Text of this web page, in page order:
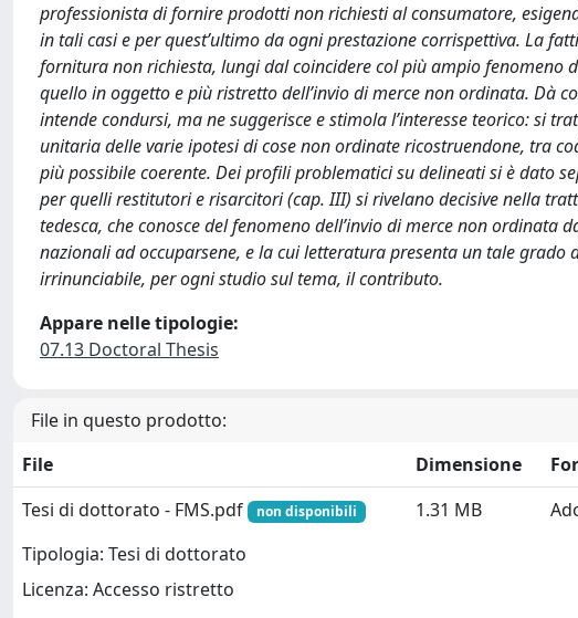
professionista di fornire prodotti non richiesti al consumatore,
in tali casi e per quest’ultimo da ogni prestazione corrispettiva. La
fornitura non richiesta, lungi dal coincidere col più ampio fenomeno
quello in oggetto e più ristretto dell’invio di merce non ordinata. Dà
intende condursi, ma ne suggerisce e stimola l’interesse teorico: si
unitaria delle varie ipotesi di cose non ordinate ricostruendone, tra
più possibile coerente. Dei profili problematici su delineati si è dato
per quelli restitutori e risarcitori (cap. III) si rivelano decisive nella
tedesca, che conosce del fenomeno dell’invio di merce non
nazionali ad occuparsene, e la cui letteratura presenta un tale
irrinunciabile, per ogni studio sul tema, il contributo.
Appare nelle tipologie:
07.13 Doctoral Thesis
File in questo prodotto:
File
Dimensione
Tesi di dottorato - FMS.pdf
non disponibili
Tipologia: Tesi di dottorato
Licenza: Accesso ristretto
1.31 MB